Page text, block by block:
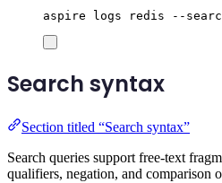
aspire logs redis --
Search syntax
Section titled “Search syntax”
Search queries support free-text
qualifiers, negation, and comparison